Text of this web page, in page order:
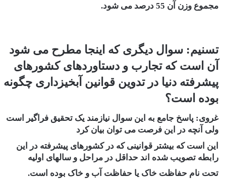
مجموع وزن آن 55 درصد می شود.
تسنیم: سوال دیگری که اینجا مطرح می شود
آن است که تجارب و دستاوردهای کشورهای
پیشرفته دنیا در تدوین قوانین آبخیزداری چگونه
بوده است؟
غروی: پاسخ جامع به این سوال نیازمند یک تحقیق فراگیر است
ولی آنچه در این فرصت می توان بیان کرد
این است که بیشتر قوانینی که در کشورهای پیشرفته در این
رابطه تصویب شده اند حداقل در مراحل و سالهای اولیه
تحت نام حفاظت خاک یا حفاظت آب و خاک بوده است.